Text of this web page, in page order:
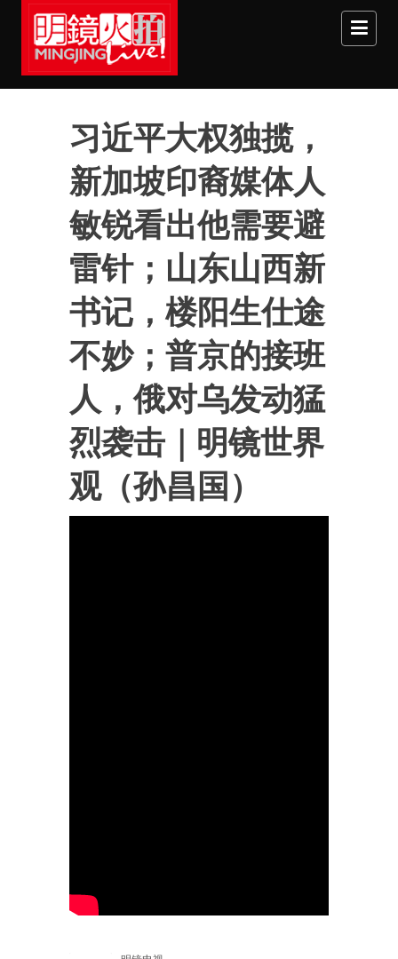
Skip to main content
习近平大权独揽，
新加坡印裔媒体人
敏锐看出他需要避
雷针；山东山西新
书记，楼阳生仕途
不妙；普京的接班
人，俄对乌发动猛
烈袭击｜明镜世界
观（孙昌国）